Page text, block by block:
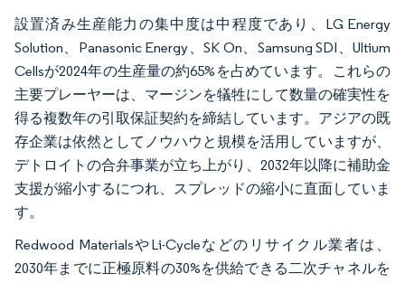
設置済み生産能力の集中度は中程度であり、LG Energy
Solution、Panasonic Energy、SK On、Samsung SDI、Ultium
Cellsが2024年の生産量の約65%を占めています。これらの
主要プレーヤーは、マージンを犠牲にして数量の確実性を
得る複数年の引取保証契約を締結しています。アジアの既
存企業は依然としてノウハウと規模を活用していますが、
デトロイトの合弁事業が立ち上がり、2032年以降に補助金
支援が縮小するにつれ、スプレッドの縮小に直面していま
す。
Redwood MaterialsやLi-Cycleなどのリサイクル業者は、
2030年までに正極原料の30%を供給できる二次チャネルを